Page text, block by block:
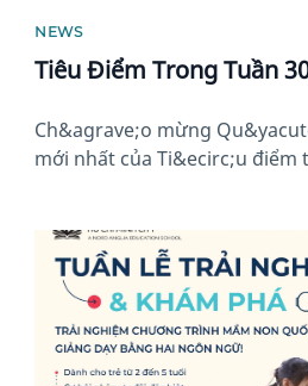
NEWS
Tiêu Điểm Trong Tuần
Ch&agrave;o mừng
mới nhất của Ti&ecirc;u điểm
News image